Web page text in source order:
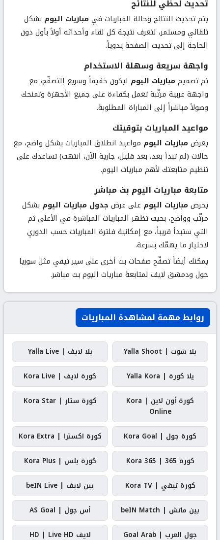
تحديث لحظي للنتائج
يتم تحديث النتائج وحالة المباريات فيمباريات اليوم بشكل
تلقائي ومستمر، لتعرف نتيجة كل لقاء وأحداثه أولاً بأول دون
الحاجة إلى تحديث الصفحة يدوياً.
واجهة سريعة وسهلة الاستخدام
تم تصميممباريات اليوم ليكون خفيفاً وسريع التصفّح، مع
واجهة عربية مرتّبة تعمل بكفاءة على جميع الأجهزة وتمنحك
وصولاً مباشراً إلى المباراة المطلوبة.
مواعيد المباريات بتوقيتك
يعرضمباريات اليوم مواعيد انطلاق المباريات بشكل واضح، مع
حالات (لم تبدأ بعد، بعد قليل، جارية الآن، انتهت) تساعدك على
تنظيم متابعتك لأهم مباريات اليوم.
متابعة مباريات اليوم بث مباشر
يحرصمباريات اليوم على عرض جدول مباريات اليوم بشكل
مرتّب وواضح، بحيث تظهر المباريات المباشرة في الأعلى ثم
التي ستبدأ قريباً، مع إمكانية فلترة المباريات حسب الدوري
لاختيار ما يهمّك بسرعة.
يمكنك أيضاً تصفّح صفحات بث أخرى على سير تيفي مثل سوريا
جول ودمشق لايف لمتابعة مباريات اليوم بث مباشر.
روابط مهمة لمشاهدة المباريات
يلا شوت | Yalla Shoot
يلا لايف | Yalla Live
يلا كورة | Yalla Kora
كورة لايف | Kora Live
كورة أون لاين | Kora
Online
كورة ستار | Kora Star
كورة جول | Kora Goal
كورة اكسترا | Kora Extra
كورة 365 | Kora 365
كورة بلس | Kora Plus
كورة تيفي | Kora TV
بين لايف | beIN Live
بين ماتش | beIN Match
أس جول | AS Goal
جول العرب | Goal Arab
لايف HD | Live HD